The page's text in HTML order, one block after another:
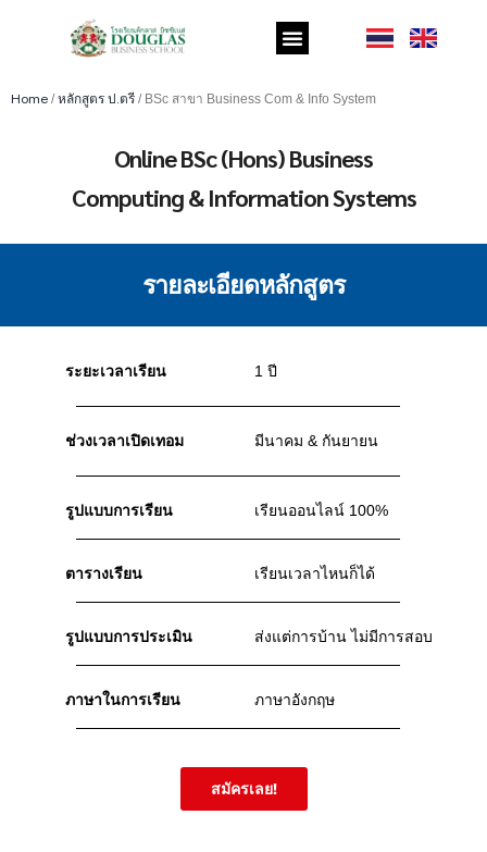
Home /หลักสูตร ป.ตรี / BSc สาขา Business Com & Info System
Online BSc (Hons) Business
Computing & Information Systems
รายละเอียดหลักสูตร
ระยะเวลาเรียน 1 ปี
ช่วงเวลาเปิดเทอม มีนาคม & กันยายน
รูปแบบการเรียน เรียนออนไลน์ 100%
ตารางเรียน เรียนเวลาไหนก็ได้
รูปแบบการประเมิน ส่งแต่การบ้าน ไม่มีการสอบ
ภาษาในการเรียน ภาษาอังกฤษ
สมัครเลย!